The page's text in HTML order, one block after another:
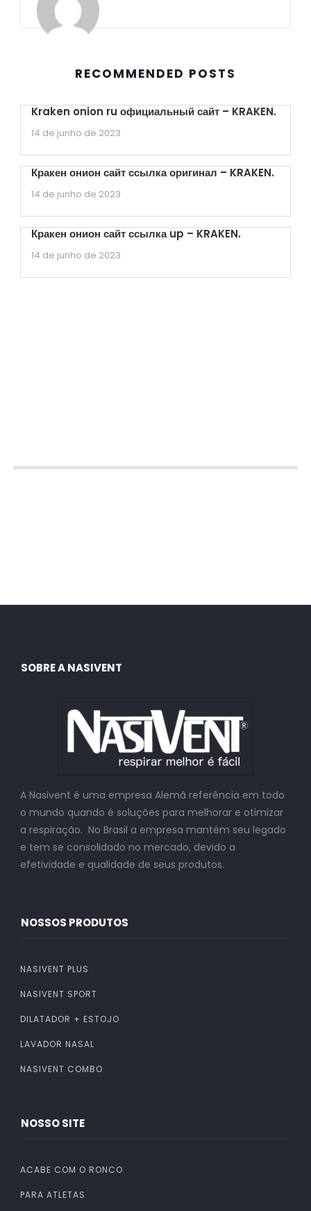
RECOMMENDED POSTS
Kraken onion ru официальный сайт – KRAKEN.
14 de junho de 2023
Кракен онион сайт ссылка оригинал – KRAKEN.
14 de junho de 2023
Кракен онион сайт ссылка up – KRAKEN.
14 de junho de 2023
SOBRE A NASIVENT
A Nasivent é uma empresa Alemã referência em todo
o mundo quando é soluções para melhorar e otimizar
a respiração. No Brasil a empresa mantém seu legado
e tem se consolidado no mercado, devido a
efetividade e qualidade de seus produtos.
NOSSOS PRODUTOS
NASIVENT PLUS
NASIVENT SPORT
DILATADOR + ESTOJO
LAVADOR NASAL
NASIVENT COMBO
NOSSO SITE
ACABE COM O RONCO
PARA ATLETAS